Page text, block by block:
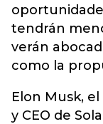
tendrán
verán
como la
Elon Musk,
y CEO de